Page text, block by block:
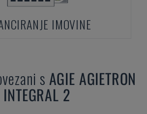
IMOVINE
s AGIE AGIETRON
INTEGRAL 2